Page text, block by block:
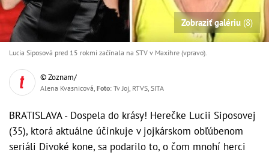
Zobraziť galériu (8)
Lucia Siposová pred 15 rokmi začínala na STV v Maxihre (vpravo).
© Zoznam/
Alena Kvasnicová, Foto: Tv Joj, RTVS, SITA
BRATISLAVA - Dospela do krásy! Herečke Lucii Siposovej
(35), ktorá aktuálne účinkuje v jojkárskom obľúbenom
seriáli Divoké kone, sa podarilo to, o čom mnohí herci